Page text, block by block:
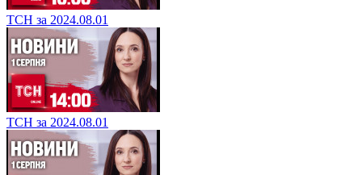
ТСН за 2024.08.01
ТСН за 2024.08.01